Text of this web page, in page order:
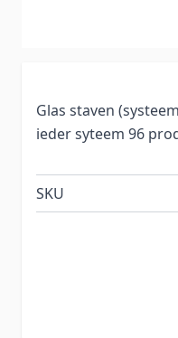
Glas staven
ieder syteem 96
SKU